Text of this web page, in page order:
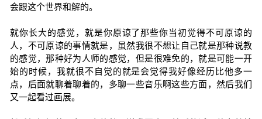
会跟这个世界和解的。
就你长大的感觉，就是你原谅了那些你当初觉得不可原谅的
人，不可原谅的事情就是，虽然我很不想让自己就是那种说教
的感觉，那种好为人师的感觉，但是很难免的，就是可能一开
始的时候，我就很不自觉的就是会觉得我好像经历比他多一
点，后面就聊着聊着的，多聊一些音乐啊这些方面，然后我们
又一起看过画展。